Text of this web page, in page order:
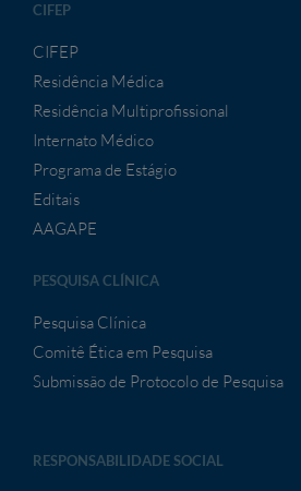
CIFEP
CIFEP
Residência Médica
Residência Multiprofissional
Internato Médico
Programa de Estágio
Editais
AAGAPE
PESQUISA CLÍNICA
Pesquisa Clínica
Comitê Ética em Pesquisa
Submissão de Protocolo de Pesquisa
RESPONSABILIDADE SOCIAL